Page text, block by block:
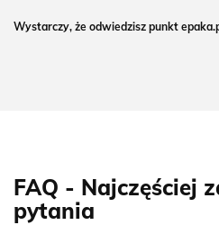
Wystarczy, że odwiedzisz punkt
FAQ - Najczęściej
pytania